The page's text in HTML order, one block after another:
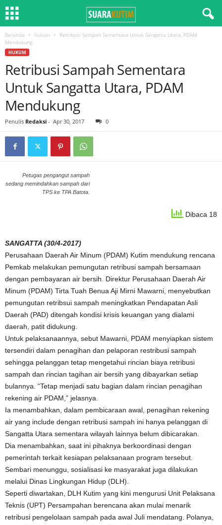
Beranda hukum
Retribusi Sampah Sementara Untuk Sangatta Utara, PDAM
Mendukung
HUKUM
Retribusi Sampah Sementara
Untuk Sangatta Utara, PDAM
Mendukung
Penulis Redaksi - Apr 30, 2017 0
Petugas pengangut sampah
sedang memindahkan sampah dari
TPS ke TPA Batota.
Dibaca 18
SANGATTA (30/4-2017)
Perusahaan Daerah Air Minum (PDAM) Kutim mendukung rencana
Pemkab melakukan pemungutan retribusi sampah bersamaan
dengan pembayaran air bersih. Direktur Perusahaan Daerah Air
Minum (PDAM) Tirta Tuah Benua Aji Mirni Mawarni, menyebutkan
pemungutan retribsui sampah meningkatkan Pendapatan Asli
Daerah (PAD) ditengah kondisi krisis keuangan yang dialami
daerah, patit didukung.
Untuk pelaksanaannya, sebut Mawarni, PDAM menyiapkan sistem
tersendiri dalam penagihan dan pelaporan restribusi sampah
sehingga pelanggan tetap mengetahui rincian biaya retribusi
sampah dan rincian tagihan air bersih yang dibayarkan setiap
bulannya. “Tetap menjadi satu bagian dalam rincian penagihan
rekening air PDAM,” jelasnya.
Ia menambahkan, dalam pembicaraan awal, penagihan rekening
air yang include dengan retribusi sampah ini hanya pelanggan di
Sangatta Utara sementara wilayah lainnya belum dibicarakan.
Dia menambahkan, saat ini pihaknya berkoordinasi dengan
pemerintah terkait kesiapan pelaksanaan program tersebut.
Sembari menunggu, sosialisasi ke masyarakat juga dilakukan
melalui Dinas Lingkungan Hidup (DLH).
Seperti diwartakan, DLH Kutim yang kini mengurusi Unit Pelaksana
Teknis (UPT) Persampahan berencana akan mulai menarik
retribusi pengelolaan sampah pada awal Juli mendatang. Polanya,